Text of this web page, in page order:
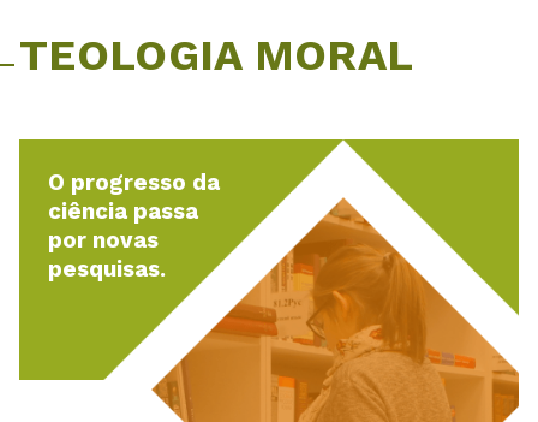
TEOLOGIA MORAL
O progresso da
ciência passa
por novas
pesquisas.